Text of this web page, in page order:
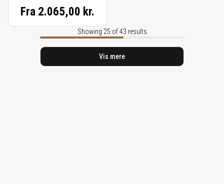
Fra 2.065,00 kr.
Showing 25 of 43 results
Vis mere